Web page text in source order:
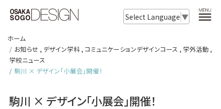
Select Language ▼
ホーム
お知らせ , デザイン学科, コミュニケーションデザインコース , 学外活動,
学校ニュース
駒川 × デザイン「小展会」開催！
駒川 × デザイン「小展会」開催！